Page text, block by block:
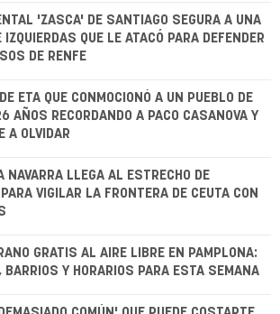
'ZASCA' DE SANTIAGO SEGURA A UNA
IZQUIERDAS QUE LE ATACÓ PARA DEFENDER
DE RENFE
ETA QUE CONMOCIONÓ A UN PUEBLO DE
AÑOS RECORDANDO A PACO CASANOVA Y
A OLVIDAR
NAVARRA LLEGA AL ESTRECHO DE
VIGILAR LA FRONTERA DE CEUTA CON
GRATIS AL AIRE LIBRE EN PAMPLONA:
BARRIOS Y HORARIOS PARA ESTA SEMANA